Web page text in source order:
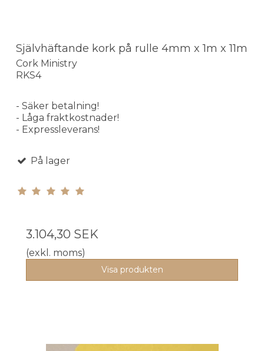
Självhäftande kork på rulle 4mm x 1m x 11m
Cork Ministry
RKS4
- Säker betalning!
- Låga fraktkostnader!
- Expressleverans!
På lager
3.104,30 SEK
(exkl. moms)
Visa produkten